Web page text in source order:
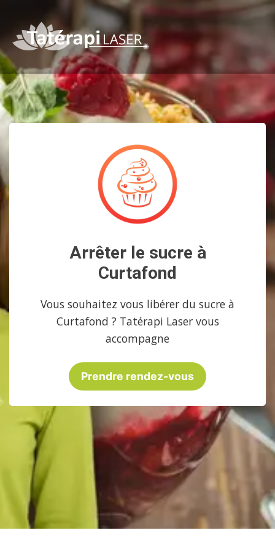
Arrêter le sucre à
Curtafond
Vous souhaitez vous libérer du sucre à
Curtafond ? Tatérapi Laser vous
accompagne
Prendre rendez-vous